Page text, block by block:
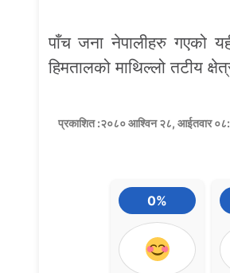
पाँच जना नेपालीहरु गएको
हिमतालको माथिल्लो तटीय
प्रकाशित :२०८० आश्विन २८, आईतवार
0%